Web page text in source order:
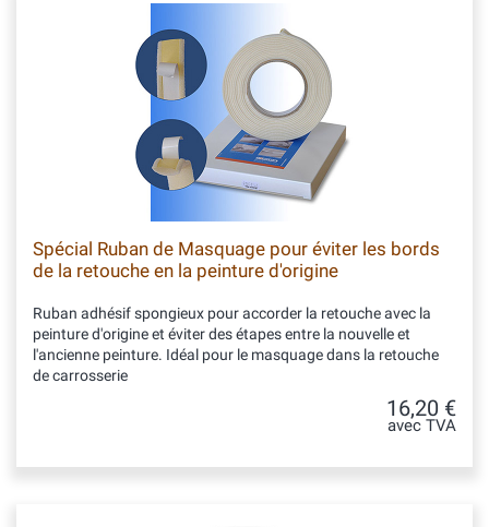
Spécial Ruban de Masquage pour éviter les bords
de la retouche en la peinture d'origine
Ruban adhésif spongieux pour accorder la retouche avec la
peinture d'origine et éviter des étapes entre la nouvelle et
l'ancienne peinture. Idéal pour le masquage dans la retouche
de carrosserie
16,20 €
avec TVA